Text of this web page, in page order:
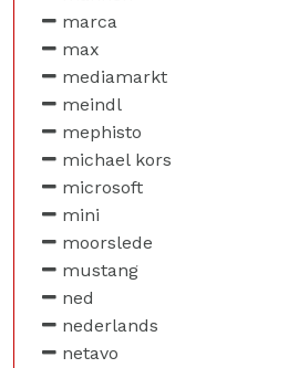
marca
max
mediamarkt
meindl
mephisto
michael kors
microsoft
mini
moorslede
mustang
ned
nederlands
netavo